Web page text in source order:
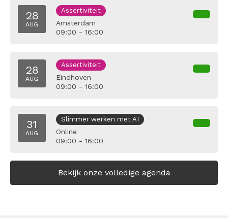
28
AUG
Assertiviteit
Amsterdam
09:00 - 16:00
28
AUG
Assertiviteit
Eindhoven
09:00 - 16:00
31
AUG
Slimmer werken met AI
Online
09:00 - 16:00
Bekijk onze volledige agenda